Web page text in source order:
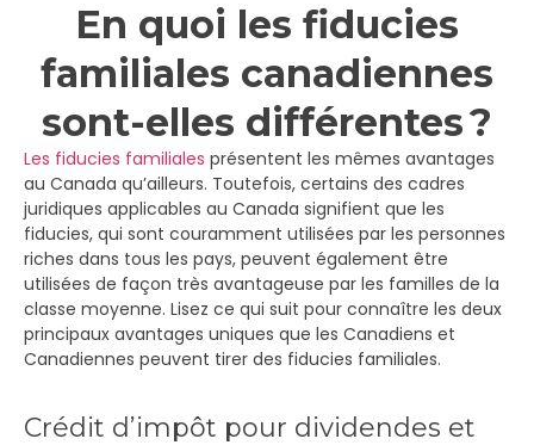
En quoi les fiducies
familiales canadiennes
sont-elles différentes ?
Les fiducies familiales présentent les mêmes avantages
au Canada qu’ailleurs. Toutefois, certains des cadres
juridiques applicables au Canada signifient que les
fiducies, qui sont couramment utilisées par les personnes
riches dans tous les pays, peuvent également être
utilisées de façon très avantageuse par les familles de la
classe moyenne. Lisez ce qui suit pour connaître les deux
principaux avantages uniques que les Canadiens et
Canadiennes peuvent tirer des fiducies familiales.
Crédit d’impôt pour dividendes et